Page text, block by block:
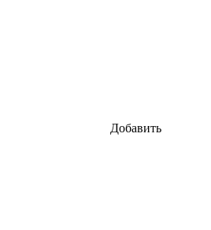
Добавить